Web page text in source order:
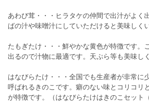
あわび茸・・・ヒラタケの仲間で出汁がよく
ばの汁や味噌汁にしていただけると美味しく
たもぎたけ・・・鮮やかな黄色が特徴です。
出るので汁物に最適です。天ぷら等も美味し
はなびらたけ・・・全国でも生産者が非常に
呼ばれるきのこです。癖のない味とコリコリ
が特徴です。（はなびらたけはきのこセット